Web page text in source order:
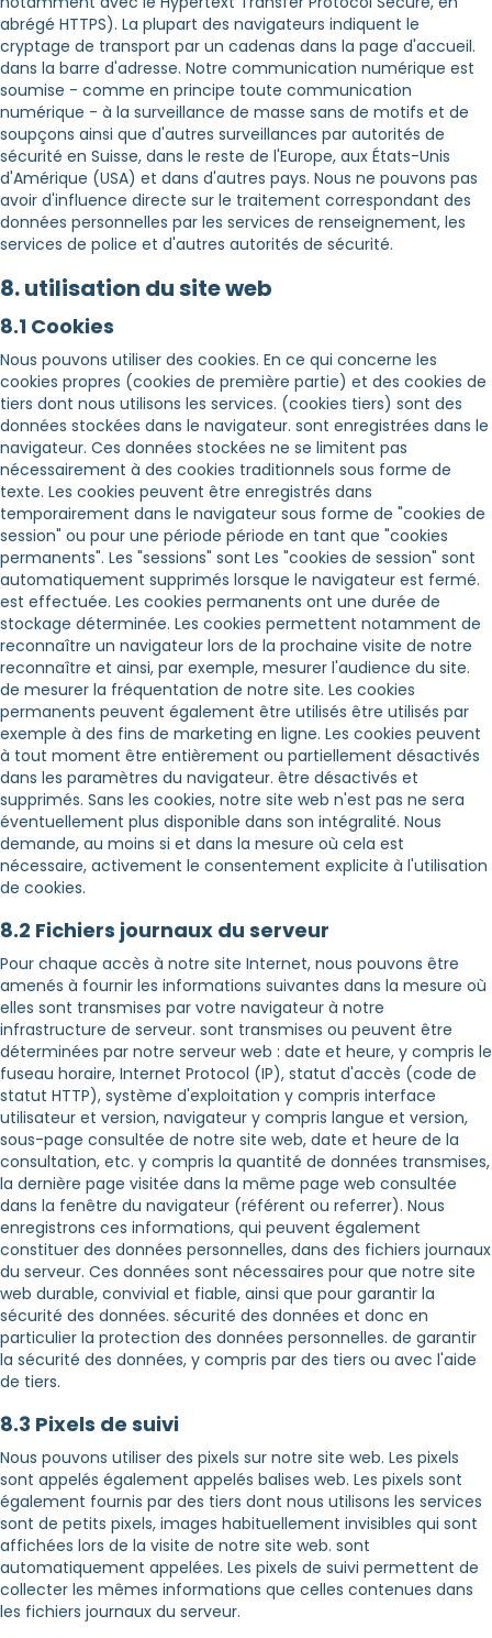
abrégé HTTPS). La plupart des navigateurs indiquent le
cryptage de transport par un cadenas dans la page d'accueil.
dans la barre d'adresse. Notre communication numérique est
soumise - comme en principe toute communication
numérique - à la surveillance de masse sans de motifs et de
soupçons ainsi que d'autres surveillances par autorités de
sécurité en Suisse, dans le reste de l'Europe, aux États-Unis
d'Amérique (USA) et dans d'autres pays. Nous ne pouvons pas
avoir d'influence directe sur le traitement correspondant des
données personnelles par les services de renseignement, les
services de police et d'autres autorités de sécurité.
8. utilisation du site web
8.1 Cookies
Nous pouvons utiliser des cookies. En ce qui concerne les
cookies propres (cookies de première partie) et des cookies de
tiers dont nous utilisons les services. (cookies tiers) sont des
données stockées dans le navigateur. sont enregistrées dans le
navigateur. Ces données stockées ne se limitent pas
nécessairement à des cookies traditionnels sous forme de
texte. Les cookies peuvent être enregistrés dans
temporairement dans le navigateur sous forme de "cookies de
session" ou pour une période période en tant que "cookies
permanents". Les "sessions" sont Les "cookies de session" sont
automatiquement supprimés lorsque le navigateur est fermé.
est effectuée. Les cookies permanents ont une durée de
stockage déterminée. Les cookies permettent notamment de
reconnaître un navigateur lors de la prochaine visite de notre
reconnaître et ainsi, par exemple, mesurer l'audience du site.
de mesurer la fréquentation de notre site. Les cookies
permanents peuvent également être utilisés être utilisés par
exemple à des fins de marketing en ligne. Les cookies peuvent
à tout moment être entièrement ou partiellement désactivés
dans les paramètres du navigateur. être désactivés et
supprimés. Sans les cookies, notre site web n'est pas ne sera
éventuellement plus disponible dans son intégralité. Nous
demande, au moins si et dans la mesure où cela est
nécessaire, activement le consentement explicite à l'utilisation
de cookies.
8.2 Fichiers journaux du serveur
Pour chaque accès à notre site Internet, nous pouvons être
amenés à fournir les informations suivantes dans la mesure où
elles sont transmises par votre navigateur à notre
infrastructure de serveur. sont transmises ou peuvent être
déterminées par notre serveur web : date et heure, y compris le
fuseau horaire, Internet Protocol (IP), statut d'accès (code de
statut HTTP), système d'exploitation y compris interface
utilisateur et version, navigateur y compris langue et version,
sous-page consultée de notre site web, date et heure de la
consultation, etc. y compris la quantité de données transmises,
la dernière page visitée dans la même page web consultée
dans la fenêtre du navigateur (référent ou referrer). Nous
enregistrons ces informations, qui peuvent également
constituer des données personnelles, dans des fichiers journaux
du serveur. Ces données sont nécessaires pour que notre site
web durable, convivial et fiable, ainsi que pour garantir la
sécurité des données. sécurité des données et donc en
particulier la protection des données personnelles. de garantir
la sécurité des données, y compris par des tiers ou avec l'aide
de tiers.
8.3 Pixels de suivi
Nous pouvons utiliser des pixels sur notre site web. Les pixels
sont appelés également appelés balises web. Les pixels sont
également fournis par des tiers dont nous utilisons les services
sont de petits pixels, images habituellement invisibles qui sont
affichées lors de la visite de notre site web. sont
automatiquement appelées. Les pixels de suivi permettent de
collecter les mêmes informations que celles contenues dans
les fichiers journaux du serveur.